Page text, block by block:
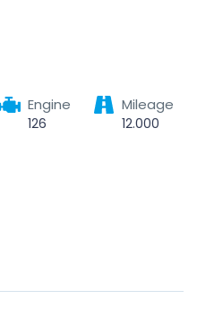
Engine
126
Mileage
12.000